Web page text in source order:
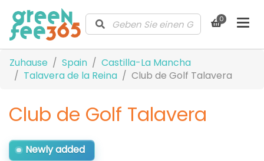
0
Zuhause Spain
Castilla-La Mancha
Talavera de la Reina
Club de Golf Talavera
Club de Golf Talavera
Newly added